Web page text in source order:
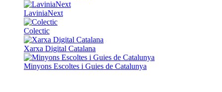
LaviniaNext
Colectic
Xarxa Digital Catalana
Minyons Escoltes i Guies de Catalunya